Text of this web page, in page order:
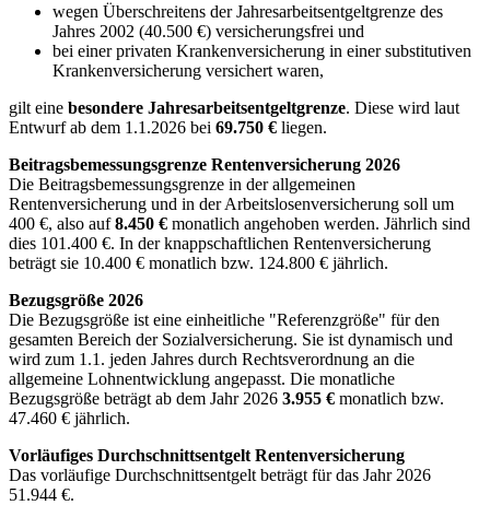
wegen Überschreitens der Jahresarbeitsentgeltgrenze des
Jahres 2002 (40.500 €) versicherungsfrei und
bei einer privaten Krankenversicherung in einer substitutiven
Krankenversicherung versichert waren,
gilt eine besondere Jahresarbeitsentgeltgrenze. Diese wird laut
Entwurf ab dem 1.1.2026 bei 69.750 € liegen.
Beitragsbemessungsgrenze Rentenversicherung 2026
Die Beitragsbemessungsgrenze in der allgemeinen
Rentenversicherung und in der Arbeitslosenversicherung soll um
400 €, also auf8.450 € monatlich angehoben werden. Jährlich sind
dies 101.400 €. In der knappschaftlichen Rentenversicherung
beträgt sie 10.400 € monatlich bzw. 124.800 € jährlich.
Bezugsgröße 2026
Die Bezugsgröße ist eine einheitliche "Referenzgröße" für den
gesamten Bereich der Sozialversicherung. Sie ist dynamisch und
wird zum 1.1. jeden Jahres durch Rechtsverordnung an die
allgemeine Lohnentwicklung angepasst. Die monatliche
Bezugsgröße beträgt ab dem Jahr 2026 3.955 € monatlich bzw.
47.460 € jährlich.
Vorläufiges Durchschnittsentgelt Rentenversicherung
Das vorläufige Durchschnittsentgelt beträgt für das Jahr 2026
51.944 €.